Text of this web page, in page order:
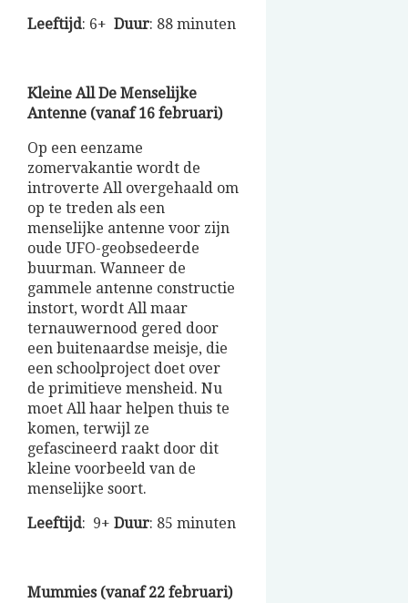
Leeftijd: 6+ Duur: 88 minuten
Kleine All De Menselijke
Antenne (vanaf 16 februari)
Op een eenzame
zomervakantie wordt de
introverte All overgehaald om
op te treden als een
menselijke antenne voor zijn
oude UFO-geobsedeerde
buurman. Wanneer de
gammele antenne constructie
instort, wordt All maar
ternauwernood gered door
een buitenaardse meisje, die
een schoolproject doet over
de primitieve mensheid. Nu
moet All haar helpen thuis te
komen, terwijl ze
gefascineerd raakt door dit
kleine voorbeeld van de
menselijke soort.
Leeftijd: 9+ Duur: 85 minuten
Mummies (vanaf 22 februari)